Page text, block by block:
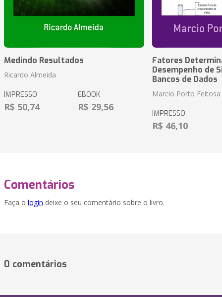
Medindo Resultados
Ricardo Almeida
IMPRESSO
R$ 50,74
EBOOK
R$ 29,56
Fatores
Desempenho de
Bancos de Dados
Marcio Porto Feitosa
IMPRESSO
R$ 46,10
Comentários
Faça o login deixe o seu comentário sobre o livro.
0 comentários